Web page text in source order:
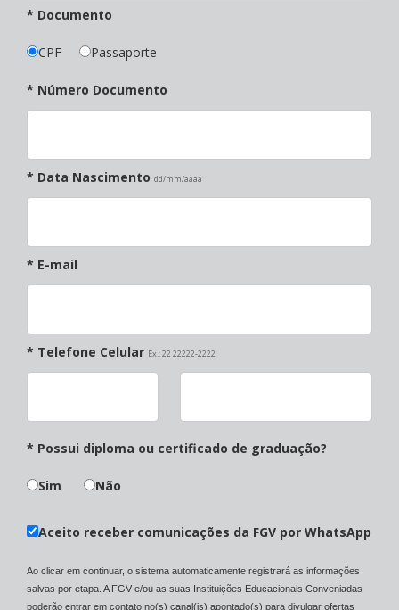
* Documento
CPF Passaporte
* Número Documento
* Data Nascimento dd/mm/aaaa
* E-mail
* Telefone Celular Ex.: 22 22222-2222
* Possui diploma ou certificado de graduação?
Sim Não
Aceito receber comunicações da FGV por WhatsApp
Ao clicar em continuar, o sistema automaticamente registrará as informações
salvas por etapa. A FGV e/ou as suas Instituições Educacionais Conveniadas
poderão entrar em contato no(s) canal(is) apontado(s) para divulgar ofertas